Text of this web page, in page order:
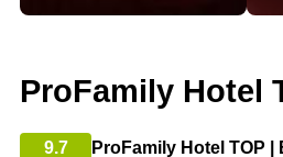
ProFamily Hotel
9.7 ProFamily Hotel TOP |